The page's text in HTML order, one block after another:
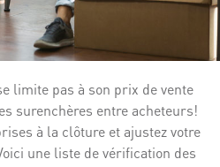
limite pas à son prix de vente
surenchères entre acheteurs!
à la clôture et ajustez votre
une liste de vérification des